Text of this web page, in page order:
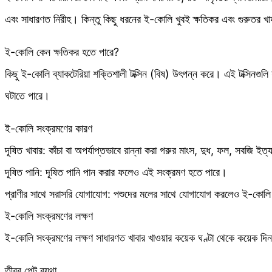
এবং সাধারণত নিরীহ। কিন্তু কিছু ধরনের ই-কোলি খুবই ক্ষতিকর এবং গুরুতর
ই-কোলি কেন ক্ষতিকর হতে পারে?
কিছু ই-কোলি ব্যাকটেরিয়া শক্তিশালী টক্সিন (বিষ) উৎপন্ন করে। এই
ঘটাতে পারে।
ই-কোলি সংক্রমণের কারণ
দূষিত খাবার: কাঁচা বা অপর্যাপ্তভাবে রান্না করা গরুর মাংস, দুধ, ফল, সবজি
দূষিত পানি: দূষিত পানি পান করার ফলেও এই সংক্রমণ হতে পারে।
প্রাণীর সাথে সরাসরি যোগাযোগ: পশুদের মলের সাথে যোগাযোগ করলেও ই-
ই-কোলি সংক্রমণের লক্ষণ
ই-কোলি সংক্রমণের লক্ষণ সাধারণত খাবার খাওয়ার কয়েক ঘণ্টা থেকে কয়েক